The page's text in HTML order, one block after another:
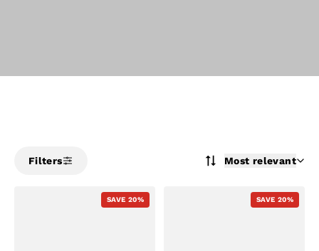
Filters Most relevant
SAVE 20% SAVE 20%